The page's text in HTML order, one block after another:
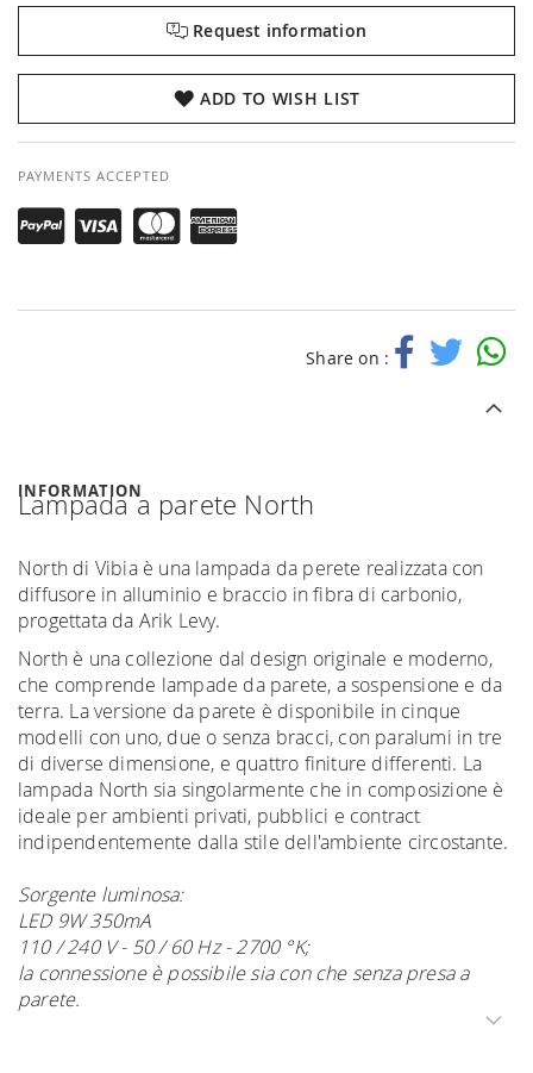
Request information
ADD TO WISH LIST
PAYMENTS ACCEPTED
Share on :
INFORMATION
Lampada a parete North
North di Vibia è una lampada da perete realizzata con
diffusore in alluminio e braccio in fibra di carbonio,
progettata da Arik Levy.
North è una collezione dal design originale e moderno,
che comprende lampade da parete, a sospensione e da
terra. La versione da parete è disponibile in cinque
modelli con uno, due o senza bracci, con paralumi in tre
di diverse dimensione, e quattro finiture differenti. La
lampada North sia singolarmente che in composizione è
ideale per ambienti privati, pubblici e contract
indipendentemente dalla stile dell'ambiente circostante.
Sorgente luminosa:
LED 9W 350mA
110 / 240 V - 50 / 60 Hz - 2700 °K;
la connessione è possibile sia con che senza presa a
parete.